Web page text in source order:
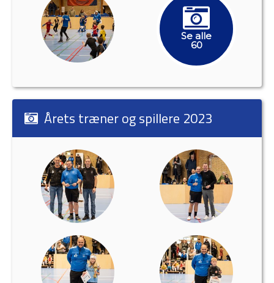
Se alle
60
Årets træner og spillere 2023